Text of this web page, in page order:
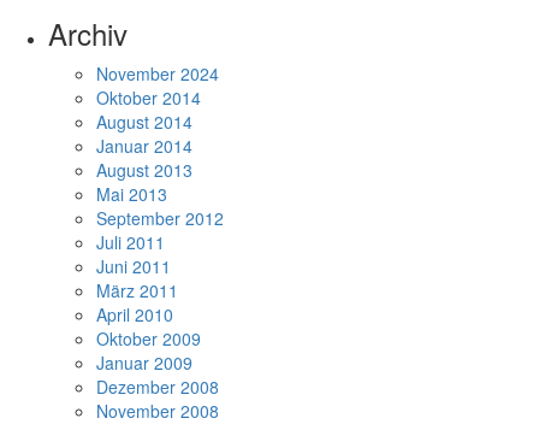
Archiv
November 2024
Oktober 2014
August 2014
Januar 2014
August 2013
Mai 2013
September 2012
Juli 2011
Juni 2011
März 2011
April 2010
Oktober 2009
Januar 2009
Dezember 2008
November 2008